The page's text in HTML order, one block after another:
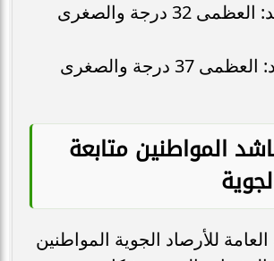
شمال الصعيد: العظمى 32 درجة والصغرى
جنوب الصعيد: العظمى 37 درجة والصغرى
المواطنين متابعة
للأرصاد الجوية المواطنين